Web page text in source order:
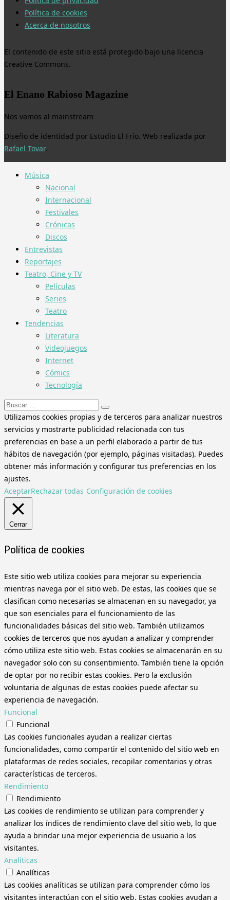
Política de cookies
Acerca de nosotros
El contenido de este sitio está protegido bajo una licencia
Creative Commons.
El Enano Rabioso Magazine
Nos vamos al mainstream
Diseño de identidad por Estudio El Frío. Web realizada por
Rafael Tovar.
Música
Nacional
Internacional
Festivales
Crónicas
Discos
Entrevistas
Reportajes
Teatro, Cine y TV
Películas
Series
Teatro
Tendencias
Literatura
Videojuegos
Internet
Cómics
Tecnología
Buscar:
Utilizamos cookies propias y de terceros para analizar nuestros
servicios y mostrarte publicidad relacionada con tus
preferencias en base a un perfil elaborado a partir de tus
hábitos de navegación (por ejemplo, páginas visitadas). Puedes
obtener más información y configurar tus preferencias en los
ajustes.
AceptarRechazar todas Configuración de cookies
Cerrar
Política de cookies
Este sitio web utiliza cookies para mejorar su experiencia
mientras navega por el sitio web. De estas, las cookies que se
clasifican como necesarias se almacenan en su navegador, ya
que son esenciales para el funcionamiento de las
funcionalidades básicas del sitio web. También utilizamos
cookies de terceros que nos ayudan a analizar y comprender
cómo utiliza este sitio web. Estas cookies se almacenarán en su
navegador solo con su consentimiento. También tiene la opción
de optar por no recibir estas cookies. Pero la exclusión
voluntaria de algunas de estas cookies puede afectar su
experiencia de navegación.
Funcional
Funcional
Las cookies funcionales ayudan a realizar ciertas
funcionalidades, como compartir el contenido del sitio web en
plataformas de redes sociales, recopilar comentarios y otras
características de terceros.
Rendimiento
Rendimiento
Las cookies de rendimiento se utilizan para comprender y
analizar los índices de rendimiento clave del sitio web, lo que
ayuda a brindar una mejor experiencia de usuario a los
visitantes.
Analíticas
Analíticas
Las cookies analíticas se utilizan para comprender cómo los
visitantes interactúan con el sitio web. Estas cookies ayudan a